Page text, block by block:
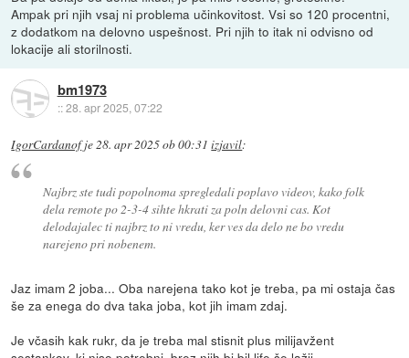
Ampak pri njih vsaj ni problema učinkovitost. Vsi so 120 procentni,
z dodatkom na delovno uspešnost. Pri njih to itak ni odvisno od
lokacije ali storilnosti.
bm1973
::28. apr 2025, 07:22
IgorCardanofje28. apr 2025 ob 00:31 izjavil:
Najbrz ste tudi popolnoma spregledali poplavo videov, kako folk
dela remote po 2-3-4 sihte hkrati za poln delovni cas. Kot
delodajalec ti najbrz to ni vredu, ker ves da delo ne bo vredu
narejeno pri nobenem.
Jaz imam 2 joba... Oba narejena tako kot je treba, pa mi ostaja čas
še za enega do dva taka joba, kot jih imam zdaj.
Je včasih kak rukr, da je treba mal stisnit plus milijavžent